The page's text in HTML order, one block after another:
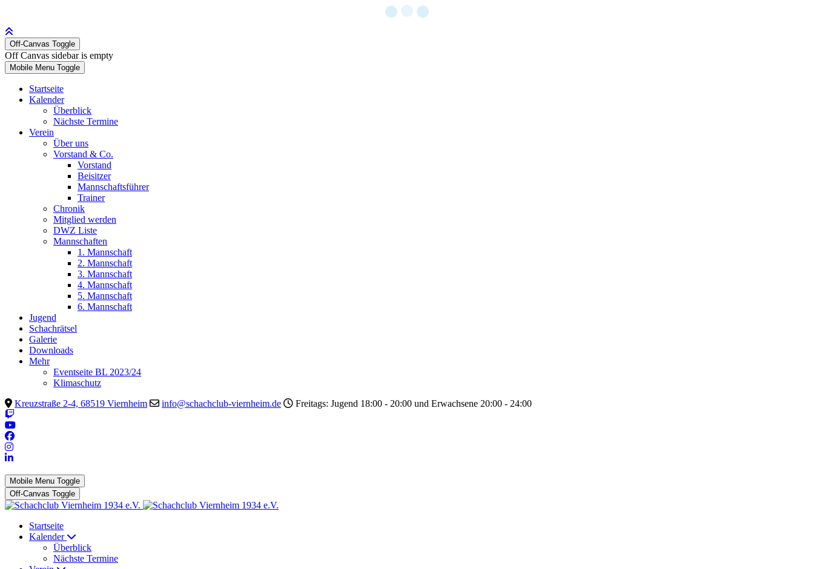
Off-Canvas Toggle
Off Canvas sidebar is empty
Mobile Menu Toggle
Startseite
Kalender
Überblick
Nächste Termine
Verein
Über uns
Vorstand & Co.
Vorstand
Beisitzer
Mannschaftsführer
Trainer
Chronik
Mitglied werden
DWZ Liste
Mannschaften
1. Mannschaft
2. Mannschaft
3. Mannschaft
4. Mannschaft
5. Mannschaft
6. Mannschaft
Jugend
Schachrätsel
Galerie
Downloads
Mehr
Eventseite BL 2023/24
Klimaschutz
Kreuzstraße 2-4, 68519 Viernheim
info@schachclub-viernheim.de Freitags: Jugend 18:00 - 20:00 und Erwachsene 20:00 - 24:00
Mobile Menu Toggle
Off-Canvas Toggle
Startseite
Kalender
Überblick
Nächste Termine